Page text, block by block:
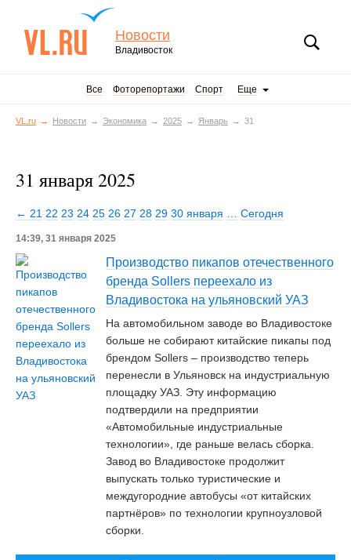
Новости
Владивосток
Все Фоторепортажи Спорт Еще
VL.ru Новости Экономика 2025 Январь 31
31 января 2025
← 21 22 23 24 25 26 27 28 29 30 января Сегодня
14:39, 31 января 2025
Производство пикапов отечественного
бренда Sollers переехало из
Владивостока на ульяновский УАЗ
На автомобильном заводе во Владивостоке
больше не собирают китайские пикапы под
брендом Sollers – производство теперь
перенесли в Ульяновск на индустриальную
площадку УАЗ. Эту информацию
подтвердили на предприятии
«Автомобильные индустриальные
технологии», где раньше велась сборка.
Завод во Владивостоке продолжит
выпускать только туристические и
междугородние автобусы «от китайских
партнёров» по технологии крупноузловой
сборки.